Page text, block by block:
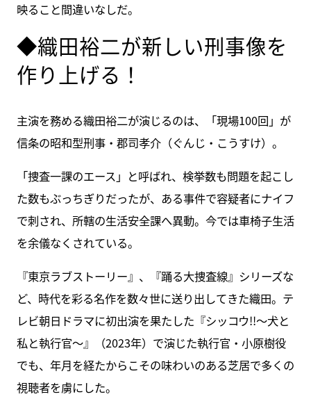
映ること間違いなしだ。
◆織田裕二が新しい刑事像を
作り上げる！
主演を務める織田裕二が演じるのは、「現場100回」が
信条の昭和型刑事・郡司孝介（ぐんじ・こうすけ）。
「捜査一課のエース」と呼ばれ、検挙数も問題を起こし
た数もぶっちぎりだったが、ある事件で容疑者にナイフ
で刺され、所轄の生活安全課へ異動。今では車椅子生活
を余儀なくされている。
『東京ラブストーリー』、『踊る大捜査線』シリーズな
ど、時代を彩る名作を数々世に送り出してきた織田。テ
レビ朝日ドラマに初出演を果たした『シッコウ!!〜犬と
私と執行官〜』（2023年）で演じた執行官・小原樹役
でも、年月を経たからこその味わいのある芝居で多くの
視聴者を虜にした。